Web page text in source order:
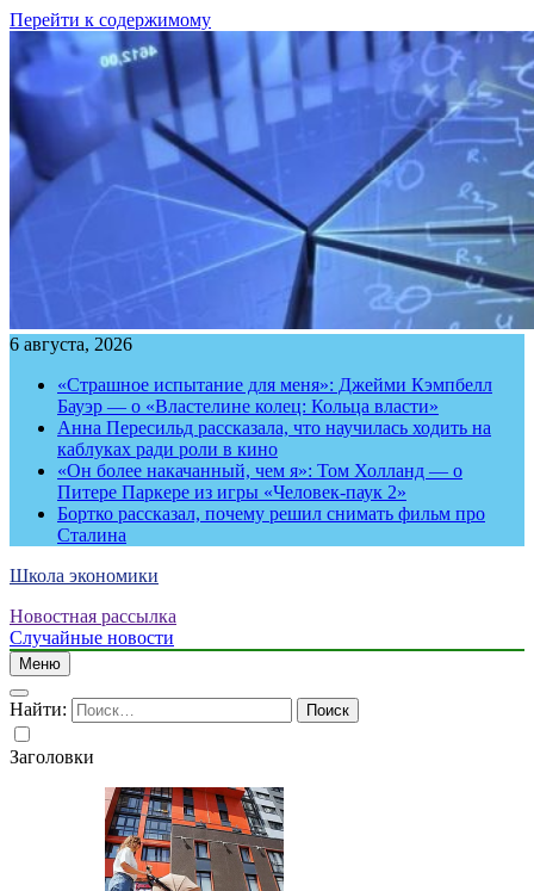
Перейти к содержимому
6 августа, 2026
«Страшное испытание для меня»: Джейми Кэмпбелл
Бауэр — о «Властелине колец: Кольца власти»
Анна Пересильд рассказала, что научилась ходить на
каблуках ради роли в кино
«Он более накачанный, чем я»: Том Холланд — о
Питере Паркере из игры «Человек-паук 2»
Бортко рассказал, почему решил снимать фильм про
Сталина
Школа экономики
Новостная рассылка
Случайные новости
Меню
Найти:
Заголовки